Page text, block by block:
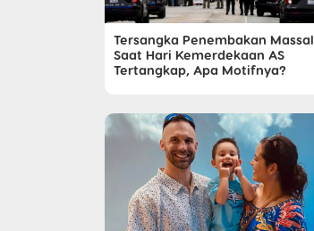
Tersangka Penembakan Massal
Saat Hari Kemerdekaan AS
Tertangkap, Apa Motifnya?